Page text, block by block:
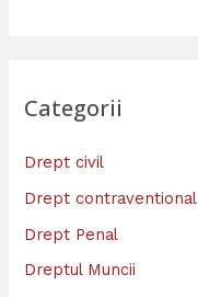
Categorii
Drept civil
Drept contraventional
Drept Penal
Dreptul Muncii